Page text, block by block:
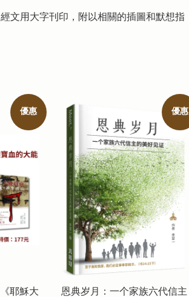
文用大字刊印，附以相關的插圖和默想指
優惠
耶穌大
優惠
恩典岁月：一个家族六代信主